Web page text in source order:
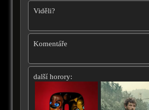
Viděli?
Komentáře
další horory: